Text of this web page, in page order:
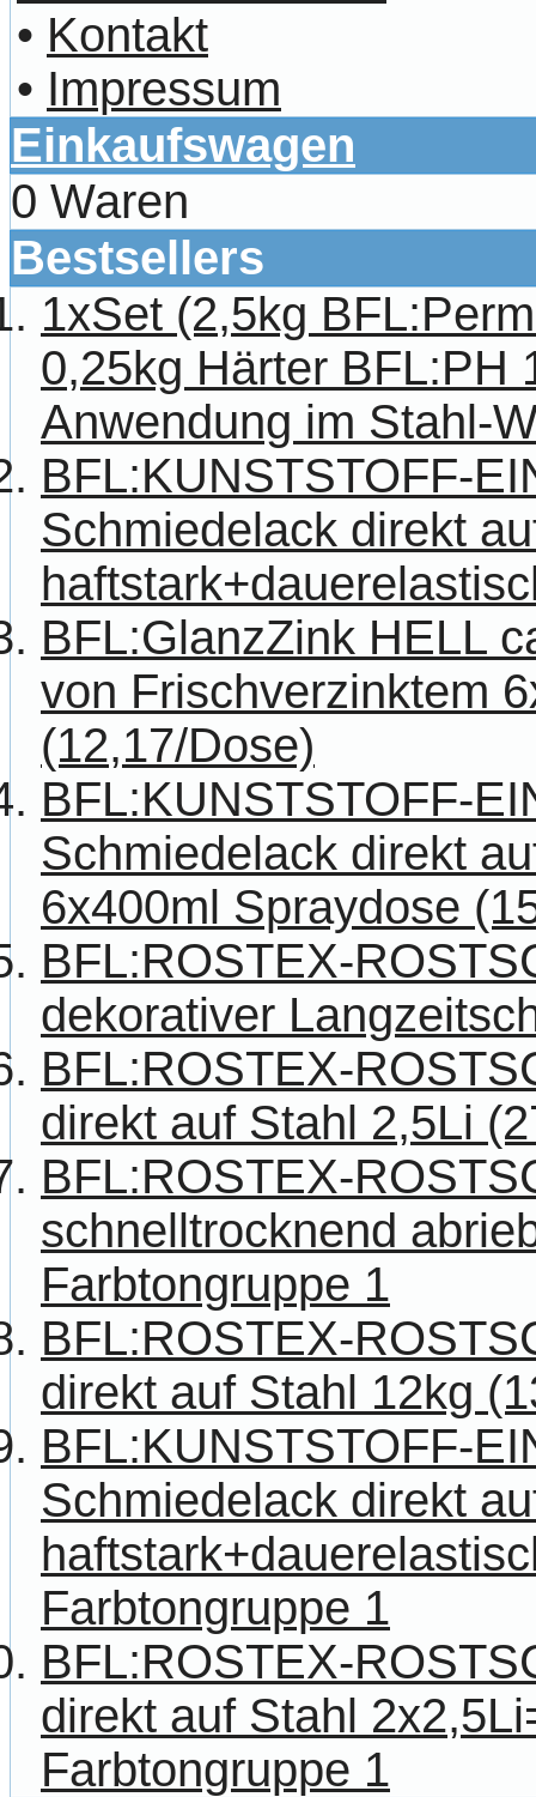
• Kontakt
• Impressum
Einkaufswagen
0 Waren
Bestsellers
1xSet (2,5kg
0,25kg Härter BFL:PH
Anwendung im Stahl-
BFL:KUNSTSTOFF-
Schmiedelack direkt
BFL:GlanzZink HELL
von Frischverzinktem
(12,17/Dose)
BFL:KUNSTSTOFF-
Schmiedelack direkt
6x400ml Spraydose
BFL:ROSTEX-
dekorativer
BFL:ROSTEX-
direkt auf Stahl 2,5Li
BFL:ROSTEX-
schnelltrocknend
Farbtongruppe 1
BFL:ROSTEX-
direkt auf Stahl 12kg
BFL:KUNSTSTOFF-
Schmiedelack direkt
Farbtongruppe 1
BFL:ROSTEX-
direkt auf Stahl
Farbtongruppe 1